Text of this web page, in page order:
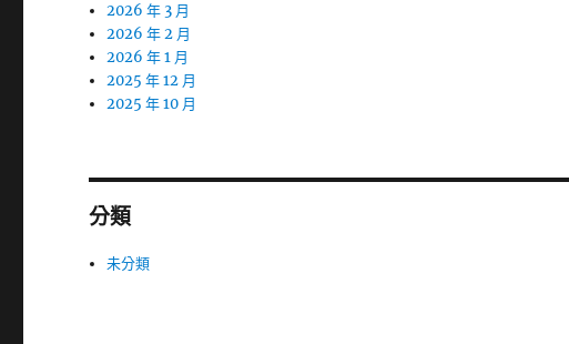
2026 年 3 月
2026 年 2 月
2026 年 1 月
2025 年 12 月
2025 年 10 月
分類
未分類